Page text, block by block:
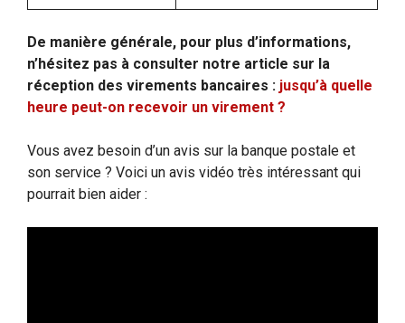
De manière générale, pour plus d’informations,
n’hésitez pas à consulter notre article sur la
réception des virements bancaires : jusqu’à quelle
heure peut-on recevoir un virement ?
Vous avez besoin d’un avis sur la banque postale et
son service ? Voici un avis vidéo très intéressant qui
pourrait bien aider :